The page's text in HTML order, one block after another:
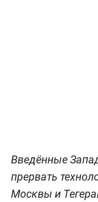
Введённые
прервать
Москвы и